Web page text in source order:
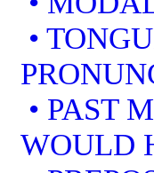
•
• PAST
WOULD